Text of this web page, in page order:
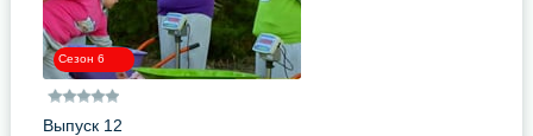
Сезон 6
Выпуск 12